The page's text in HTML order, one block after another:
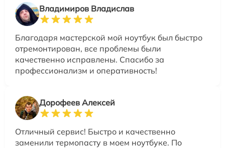
Владимиров Владислав
Благодаря мастерской мой ноутбук был быстро
отремонтирован, все проблемы были
качественно исправлены. Спасибо за
профессионализм и оперативность!
Дорофеев Алексей
Отличный сервис! Быстро и качественно
заменили термопасту в моем ноутбуке. По